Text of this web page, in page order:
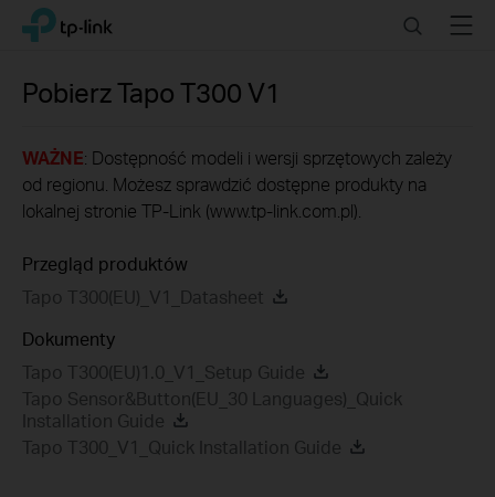
Click
navigation
TP-Link, Reliably Smart SearchMenu
PobierzTapo T300 V1
WAŻNE: Dostępność modeli i wersji sprzętowych zależy
od regionu. Możesz sprawdzić dostępne produkty na
lokalnej stronie TP-Link (www.tp-link.com.pl).
Przegląd produktów
Tapo T300(EU)_V1_Datasheet
Dokumenty
Tapo T300(EU)1.0_V1_Setup Guide
Tapo Sensor&Button(EU_30 Languages)_Quick
Installation Guide
Tapo T300_V1_Quick Installation Guide